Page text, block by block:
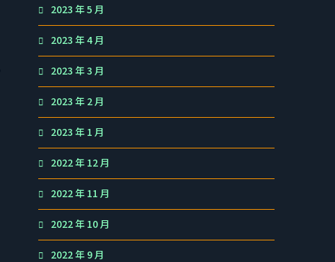
2023 年 5 月
2023 年 4 月
2023 年 3 月
2023 年 2 月
2023 年 1 月
2022 年 12 月
2022 年 11 月
2022 年 10 月
2022 年 9 月